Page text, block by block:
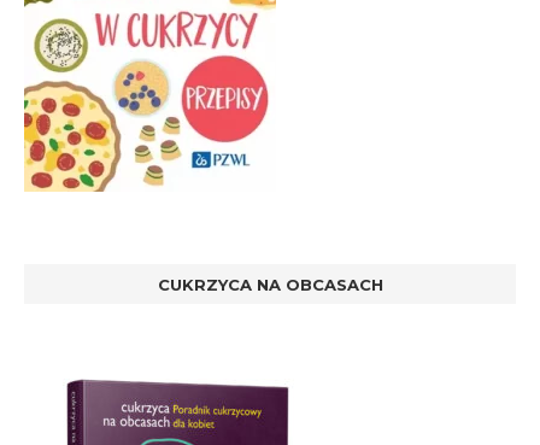
CUKRZYCA NA OBCASACH